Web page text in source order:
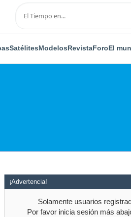
SatélitesModelosRevistaForoEl
¡Advertencia!
Solamente usuarios
Por favor inicia sesión más